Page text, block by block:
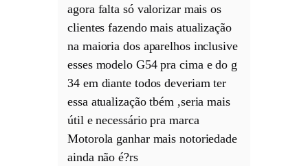
agora falta só valorizar mais os
clientes fazendo mais atualização
na maioria dos aparelhos inclusive
esses modelo G54 pra cima e do g
34 em diante todos deveriam ter
essa atualização tbém ,seria mais
útil e necessário pra marca
Motorola ganhar mais notoriedade
ainda não é?rs